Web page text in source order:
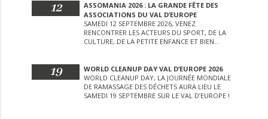
12
ASSOMANIA 2026 : LA GRANDE FÊTE DES
ASSOCIATIONS DU VAL D’EUROPE
SAMEDI 12 SEPTEMBRE 2026, VENEZ
RENCONTRER LES ACTEURS DU SPORT, DE LA
CULTURE, DE LA PETITE ENFANCE ET BIEN
19
WORLD CLEANUP DAY VAL D’EUROPE 2026
WORLD CLEANUP DAY, LA JOURNÉE MONDIALE
DE RAMASSAGE DES DÉCHETS AURA LIEU LE
SAMEDI 19 SEPTEMBRE SUR LE VAL D’EUROPE !